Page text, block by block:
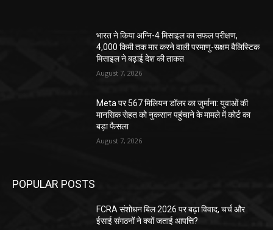
भारत ने किया अग्नि-4 मिसाइल का सफल परीक्षण,
4,000 किमी तक मार करने वाली परमाणु-सक्षम बैलिस्टिक
मिसाइल ने बढ़ाई देश की ताकत
August 7, 2026
Meta पर 567 मिलियन डॉलर का जुर्माना: युवाओं की
मानसिक सेहत को नुकसान पहुंचाने के मामले में कोर्ट का
बड़ा फैसला
August 7, 2026
POPULAR POSTS
FCRA संशोधन बिल 2026 पर बढ़ा विवाद, चर्च और
ईसाई संगठनों ने क्यों जताई आपत्ति?